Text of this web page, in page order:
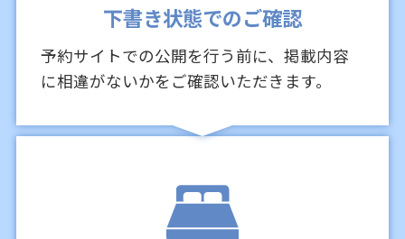
下書き状態でのご確認
予約サイトでの公開を行う前に、掲載内容
に相違がないかをご確認いただきます。